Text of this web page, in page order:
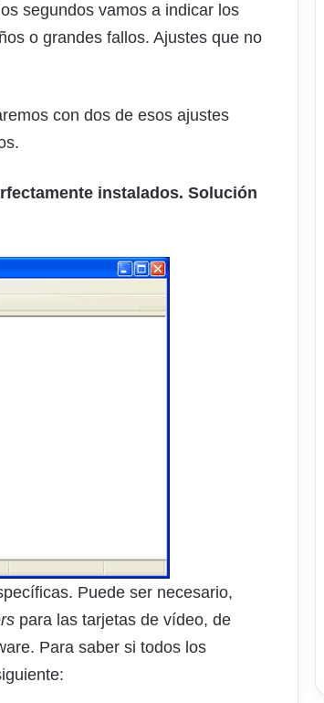
segundos vamos a indicar los
o grandes fallos. Ajustes que no
con dos de esos ajustes
instalados. Solución
Puede ser necesario,
para las tarjetas de vídeo, de
Para saber si todos los